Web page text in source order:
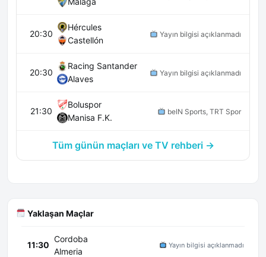
20:30
Hércules
Castellón
Yayın bilgisi açıklanmadı
20:30
Racing Santander
Alaves
Yayın bilgisi açıklanmadı
21:30
Boluspor
Manisa F.K.
beIN Sports, TRT Spor
Tüm günün maçları ve TV rehberi →
Yaklaşan Maçlar
11:30
Cordoba
Almeria
Yayın bilgisi açıklanmadı